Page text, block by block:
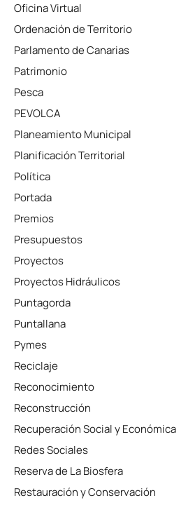
Oficina Virtual
Ordenación de Territorio
Parlamento de Canarias
Patrimonio
Pesca
PEVOLCA
Planeamiento Municipal
Planificación Territorial
Política
Portada
Premios
Presupuestos
Proyectos
Proyectos Hidráulicos
Puntagorda
Puntallana
Pymes
Reciclaje
Reconocimiento
Reconstrucción
Recuperación Social y Económica
Redes Sociales
Reserva de La Biosfera
Restauración y Conservación